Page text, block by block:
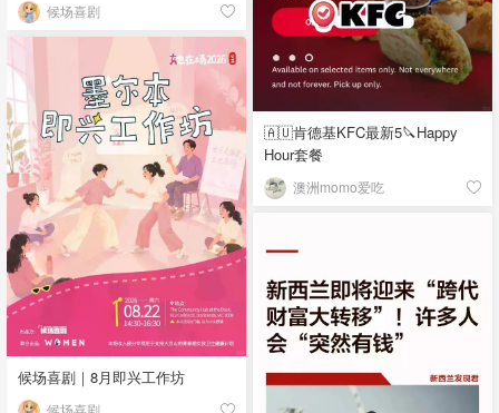
候场喜剧
🇦🇺肯德基KFC最新5🔪Happy
Hour套餐
澳洲momo爱吃
候场喜剧｜8月即兴工作坊
候场喜剧